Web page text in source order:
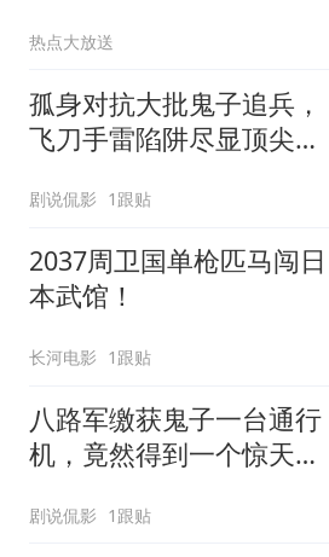
热点大放送
孤身对抗大批鬼子追兵，
飞刀手雷陷阱尽显顶尖狙
剧说侃影 1跟贴
2037周卫国单枪匹马闯日
本武馆！
长河电影 1跟贴
八路军缴获鬼子一台通行
机，竟然得到一个惊天秘
剧说侃影 1跟贴